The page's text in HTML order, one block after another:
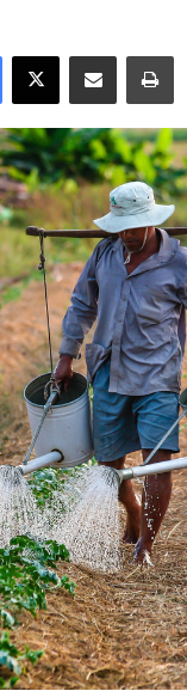
Facebook
X Enviar vía email